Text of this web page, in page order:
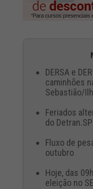
DERSA e
caminhões
Sebastião/
Feriados
do Detran.SP
Fluxo de
outubro
Hoje, das
eleição no